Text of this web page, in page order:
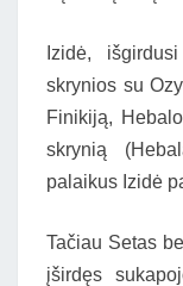
Izidė,
skrynios su
Finikiją,
skrynią
palaikus Izidė
Tačiau Setas
įširdęs